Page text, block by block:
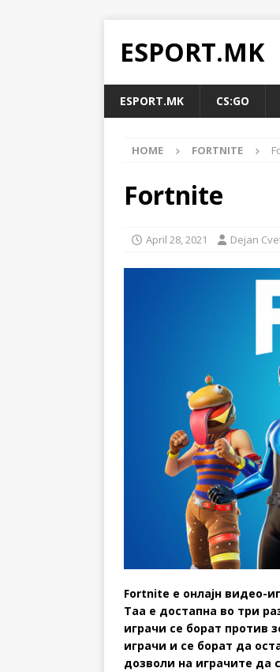
ESPORT.MK
ESPORT.MK CS:GO
HOME FORTNITE
Fortnite
April 28, 2021 Dejan
Fortnite е онлајн видео-
Таа е достапна во три
играчи се борат против
играчи и се борат да
дозволи на играчите да